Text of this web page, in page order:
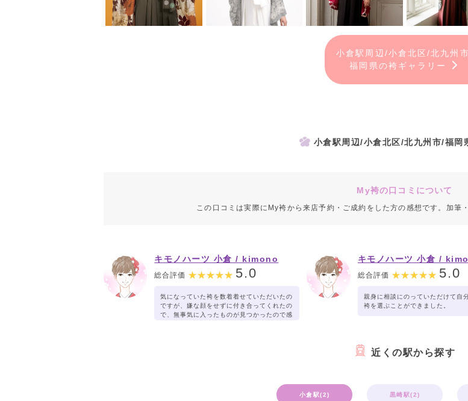
小倉駅周辺/小倉北区/北九州
福岡県の袴ギャラリー
小倉駅周辺/小倉北区/北九州市/福岡
My袴の口コミについて
この口コミは実際にMy袴から来店予約・ご成約をした方の感想です。加筆
キモノハーツ 小倉 / kimono
hearts Kokura
総合評価 5.0
気になっていた袴を数着着せていただいたの
ですが、嫌な顔をせずに付き合ってくれたの
で、無事気に入ったものが見つかったので感
キモノハーツ 小倉 /
hearts Kokura
総合評価 5.0
親身に相談にのっていただけて自
袴を選ぶことができました。
近くの駅から探す
小倉駅(2) 黒崎駅(2)